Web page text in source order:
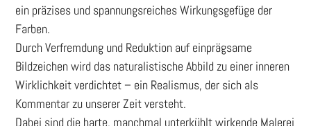
ein präzises und spannungsreiches Wirkungsgefüge der
Farben.
Durch Verfremdung und Reduktion auf einprägsame
Bildzeichen wird das naturalistische Abbild zu einer inneren
Wirklichkeit verdichtet – ein Realismus, der sich als
Kommentar zu unserer Zeit versteht.
Dabei sind die harte, manchmal unterkühlt wirkende Malerei